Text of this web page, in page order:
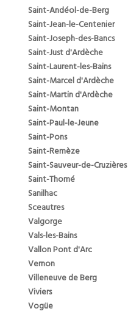
Saint-Andéol-de-Berg
Saint-Jean-le-Centenier
Saint-Joseph-des-Bancs
Saint-Just d'Ardèche
Saint-Laurent-les-Bains
Saint-Marcel d'Ardèche
Saint-Martin d'Ardèche
Saint-Montan
Saint-Paul-le-Jeune
Saint-Pons
Saint-Remèze
Saint-Sauveur-de-Cruzières
Saint-Thomé
Sanilhac
Sceautres
Valgorge
Vals-les-Bains
Vallon Pont d'Arc
Vernon
Villeneuve de Berg
Viviers
Vogüe